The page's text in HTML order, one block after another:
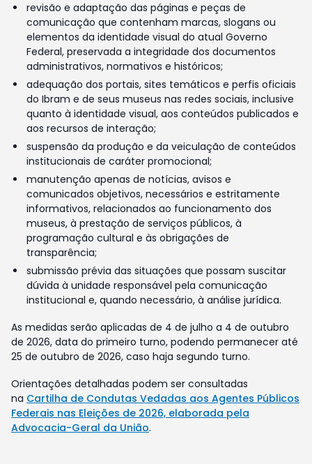
revisão e adaptação das páginas e peças de
comunicação que contenham marcas, slogans ou
elementos da identidade visual do atual Governo
Federal, preservada a integridade dos documentos
administrativos, normativos e históricos;
adequação dos portais, sites temáticos e perfis oficiais
do Ibram e de seus museus nas redes sociais, inclusive
quanto à identidade visual, aos conteúdos publicados e
aos recursos de interação;
suspensão da produção e da veiculação de conteúdos
institucionais de caráter promocional;
manutenção apenas de notícias, avisos e
comunicados objetivos, necessários e estritamente
informativos, relacionados ao funcionamento dos
museus, à prestação de serviços públicos, à
programação cultural e às obrigações de
transparência;
submissão prévia das situações que possam suscitar
dúvida à unidade responsável pela comunicação
institucional e, quando necessário, à análise jurídica.
As medidas serão aplicadas de 4 de julho a 4 de outubro
de 2026, data do primeiro turno, podendo permanecer até
25 de outubro de 2026, caso haja segundo turno.
Orientações detalhadas podem ser consultadas
na Cartilha de Condutas Vedadas aos Agentes Públicos
Federais nas Eleições de 2026, elaborada pela
Advocacia-Geral da União.